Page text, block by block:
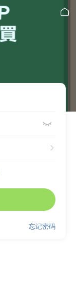



忘记密码